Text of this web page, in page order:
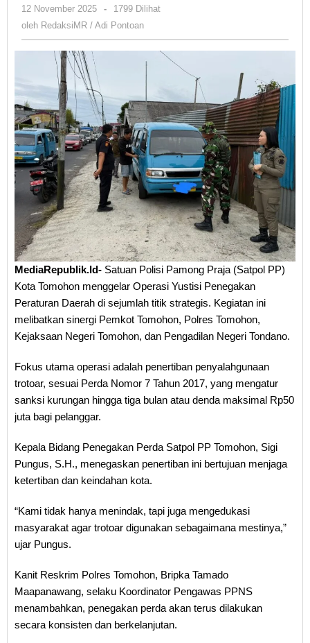
12 November 2025
oleh
RedaksiMR
-
1799 Dilihat
oleh RedaksiMR / Adi Pontoan
MediaRepublik.Id- Satuan Polisi Pamong Praja (Satpol PP)
Kota Tomohon menggelar Operasi Yustisi Penegakan
Peraturan Daerah di sejumlah titik strategis. Kegiatan ini
melibatkan sinergi Pemkot Tomohon, Polres Tomohon,
Kejaksaan Negeri Tomohon, dan Pengadilan Negeri Tondano.
Fokus utama operasi adalah penertiban penyalahgunaan
trotoar, sesuai Perda Nomor 7 Tahun 2017, yang mengatur
sanksi kurungan hingga tiga bulan atau denda maksimal Rp50
juta bagi pelanggar.
Kepala Bidang Penegakan Perda Satpol PP Tomohon, Sigi
Pungus, S.H., menegaskan penertiban ini bertujuan menjaga
ketertiban dan keindahan kota.
“Kami tidak hanya menindak, tapi juga mengedukasi
masyarakat agar trotoar digunakan sebagaimana mestinya,”
ujar Pungus.
Kanit Reskrim Polres Tomohon, Bripka Tamado
Maapanawang, selaku Koordinator Pengawas PPNS
menambahkan, penegakan perda akan terus dilakukan
secara konsisten dan berkelanjutan.